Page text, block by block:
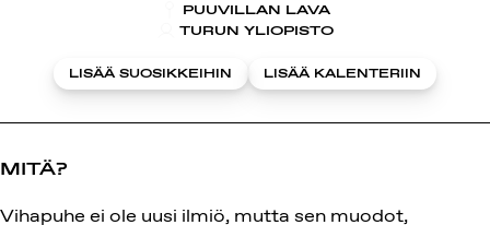
PUUVILLAN LAVA
TURUN YLIOPISTO
LISÄÄ SUOSIKKEIHIN LISÄÄ KALENTERIIN
MITÄ?
Vihapuhe ei ole uusi ilmiö, mutta sen muodot,